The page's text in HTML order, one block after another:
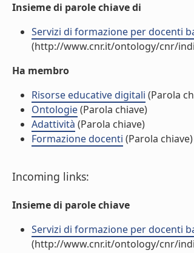
Insieme di parole chiave di
Servizi di formazione per docenti
(http://www.cnr.it/ontology/cnr/
Ha membro
Risorse educative digitali (Parola
Ontologie(Parola chiave)
Adattività (Parola chiave)
Formazione docenti (Parola chiave)
Incoming links:
Insieme di parole chiave
Servizi di formazione per docenti
(http://www.cnr.it/ontology/cnr/